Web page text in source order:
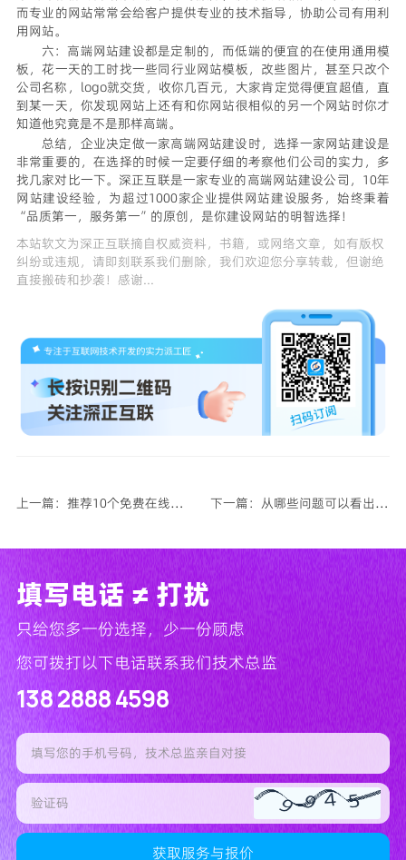
而专业的网站常常会给客户提供专业的技术指导，协助公司有用利
用网站。
六：高端网站建设都是定制的，而低端的便宜的在使用通用模
板，花一天的工时找一些同行业网站模板，改些图片，甚至只改个
公司名称，logo就交货，收你几百元，大家肯定觉得便宜超值，直
到某一天，你发现网站上还有和你网站很相似的另一个网站时你才
知道他究竟是不是那样高端。
总结，企业决定做一家高端网站建设时，选择一家网站建设是
非常重要的，在选择的时候一定要仔细的考察他们公司的实力，多
找几家对比一下。深正互联是一家专业的高端网站建设公司，10年
网站建设经验，为超过1000家企业提供网站建设服务，始终秉着
“品质第一，服务第一”的原创，是你建设网站的明智选择！
本站软文为深正互联摘自权威资料，书籍，或网络文章，如有版权
纠纷或违规，请即刻联系我们删除，我们欢迎您分享转载，但谢绝
直接搬砖和抄袭！感谢...
上一篇：推荐10个免费在线测试网页性能工具 下一篇：从哪些问题可以看出网站服务商的水平？
填写电话 ≠ 打扰
只给您多一份选择，少一份顾虑
您可拨打以下电话联系我们技术总监
138 2888 4598